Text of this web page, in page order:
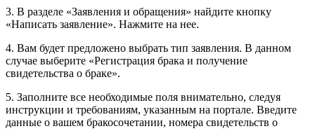
3. В разделе «Заявления и обращения» найдите кнопку
«Написать заявление». Нажмите на нее.
4. Вам будет предложено выбрать тип заявления. В данном
случае выберите «Регистрация брака и получение
свидетельства о браке».
5. Заполните все необходимые поля внимательно, следуя
инструкции и требованиям, указанным на портале. Введите
данные о вашем бракосочетании, номера свидетельств о